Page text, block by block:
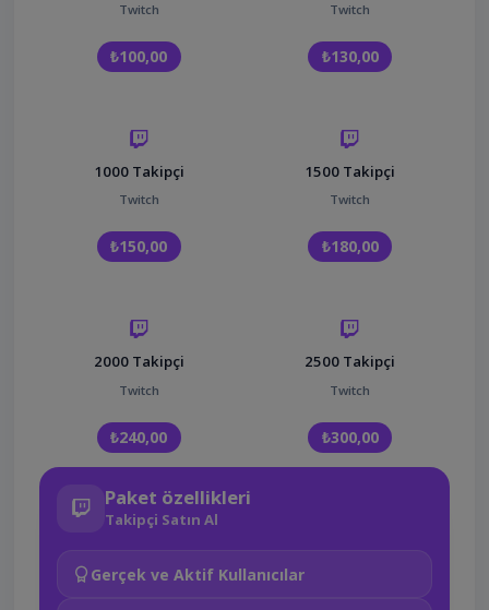
Twitch
₺100,00
Twitch
₺130,00
1000 Takipçi
Twitch
₺150,00
1500 Takipçi
Twitch
₺180,00
2000 Takipçi
Twitch
₺240,00
2500 Takipçi
Twitch
₺300,00
Paket özellikleri
Takipçi Satın Al
Gerçek ve Aktif Kullanıcılar